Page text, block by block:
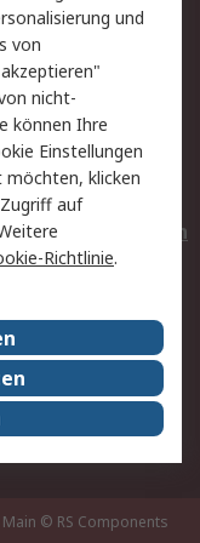
Batterien
Center
© RS Components
und
von
nicht-
können Ihre
Einstellungen
möchten, klicken
auf
Richtlinie.